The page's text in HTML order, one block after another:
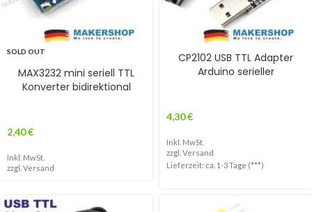
SOLD OUT
MAX3232 mini seriell TTL
Konverter bidirektional
2,40€
Inkl. MwSt.
zzgl. Versand
CP2102 USB TTL Adapter
Arduino serieller
4,30€
Inkl. MwSt.
zzgl. Versand
Lieferzeit: ca. 1-3 Tage (***)